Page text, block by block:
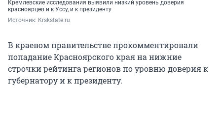
Кремлевские исследования выявили низкий уровень доверия
красноярцев и к Уссу, и к президенту
Источник: Кrskstate.ru
В краевом правительстве прокомментировали
попадание Красноярского края на нижние
строчки рейтинга регионов по уровню доверия к
губернатору и к президенту.